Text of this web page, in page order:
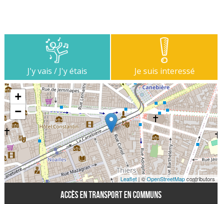
J'y vais / J'y étais Je suis interessé
+
−
Leaflet | ©OpenStreetMapcontributors
Accès en transport en communs